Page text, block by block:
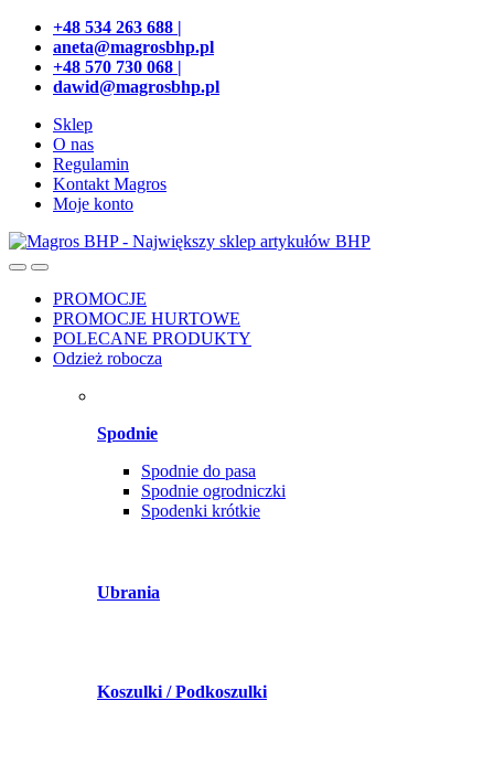
Przejdź
nawigacji
Przeskocz
treści
+48 534 263 688 |
aneta@magrosbhp.pl
+48 570 730 068 |
dawid@magrosbhp.pl
Sklep
O nas
Regulamin
Kontakt Magros
Moje konto
PROMOCJE
PROMOCJE HURTOWE
POLECANE PRODUKTY
Odzież robocza
Spodnie
Spodnie do pasa
Spodnie ogrodniczki
Spodenki krótkie
Ubrania
Koszulki / Podkoszulki